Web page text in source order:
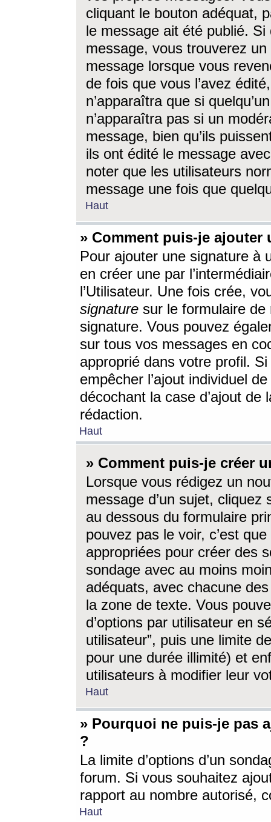
cliquant le bouton adéquat,
le message ait été publié. Si
message, vous trouverez
message lorsque vous
de fois que vous l’avez
n’apparaîtra que si
n’apparaîtra pas si un
message, bien qu’ils
ils ont édité le message
noter que les utilisateurs
message une fois que
Haut
» Comment puis-je ajouter
Pour ajouter une signature à
en créer une par
l’Utilisateur. Une fois crée,
signature sur le formulaire de
signature. Vous pouvez
sur tous vos messages en
approprié dans votre profil.
empêcher l’ajout individuel
décochant la case d’ajout
rédaction.
Haut
» Comment puis-je créer
Lorsque vous rédigez un
message d’un sujet, cliquez
au dessous du formulaire
pouvez pas le voir, c’est
appropriées pour créer des
sondage avec au moins
adéquats, avec chacune
la zone de texte. Vous
d’options par utilisateur en
utilisateur”, puis une limite
pour une durée illimité) et
utilisateurs à modifier leur
Haut
» Pourquoi ne puis-je pas
?
La limite d’options d’un
forum. Si vous souhaitez
rapport au nombre autorisé,
Haut